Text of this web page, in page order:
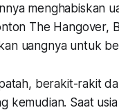
menghabiskan
The Hangover,
uangnya untuk
berakit-rakit
kemudian. Saat